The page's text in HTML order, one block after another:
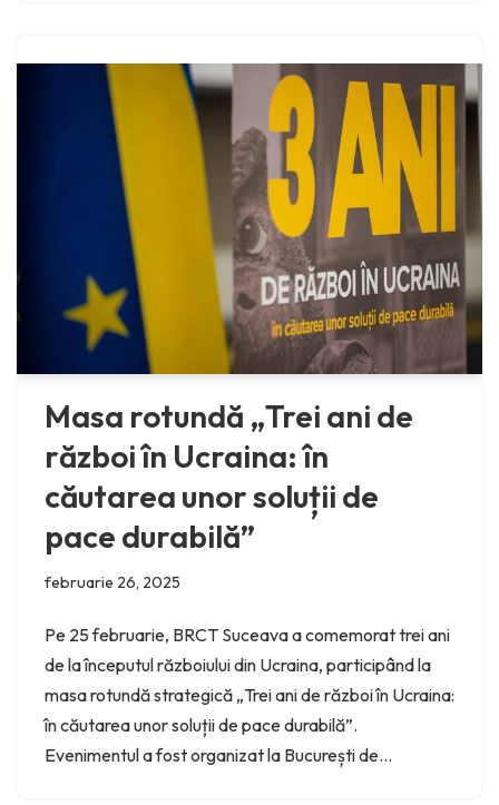
Masa rotundă „Trei ani de
război în Ucraina: în
căutarea unor soluții de
pace durabilă”
februarie 26, 2025
Pe 25 februarie, BRCT Suceava a comemorat trei ani
de la începutul războiului din Ucraina, participând la
masa rotundă strategică „Trei ani de război în Ucraina:
în căutarea unor soluții de pace durabilă”.
Evenimentul a fost organizat la București de…